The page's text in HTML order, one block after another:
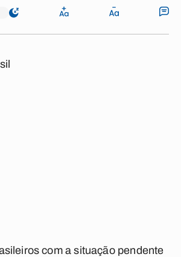
com a situação pendente